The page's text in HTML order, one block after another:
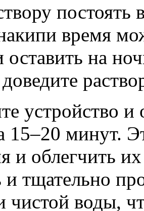
время
оставить на
устройство и
15–20 минут.
и облегчить
и тщательно
воды,